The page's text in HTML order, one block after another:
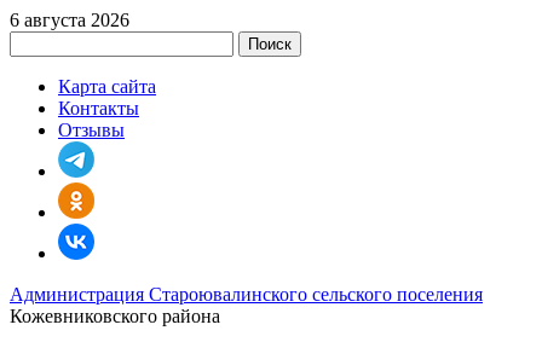
6 августа 2026
Поиск
Карта сайта
Контакты
Отзывы
Администрация Староювалинского сельского поселения
Кожевниковского района